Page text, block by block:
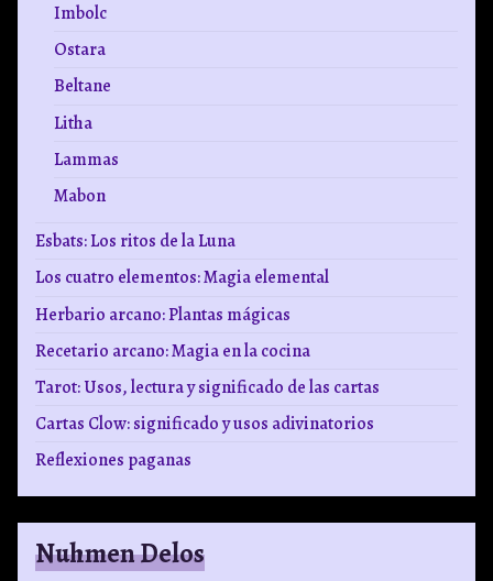
Imbolc
Ostara
Beltane
Litha
Lammas
Mabon
Esbats: Los ritos de la Luna
Los cuatro elementos: Magia elemental
Herbario arcano: Plantas mágicas
Recetario arcano: Magia en la cocina
Tarot: Usos, lectura y significado de las cartas
Cartas Clow: significado y usos adivinatorios
Reflexiones paganas
Nuhmen Delos